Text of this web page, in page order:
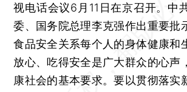
视电话会议6月11日在京召开。中
委、国务院总理李克强作出重要批
食品安全关系每个人的身体健康和
放心、吃得安全是广大群众的心声
康社会的基本要求。要以贯彻落实